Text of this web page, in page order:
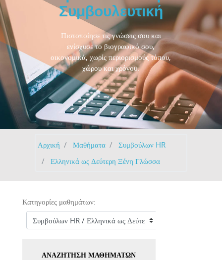
Συμβουλευτική
Πιστοποίησε τις γνώσεις σου και
ενίσχυσε το βιογραφικό σου,
οικονομικά, χωρίς περιορισμούς τόπου,
χώρου και χρόνου.
Αρχική Μαθήματα
Συμβούλων HR
Ελληνικά ως Δεύτερη Ξένη Γλώσσα
Κατηγορίες μαθημάτων:
ΑΝΑΖΉΤΗΣΗ ΜΑΘΗΜΆΤΩΝ